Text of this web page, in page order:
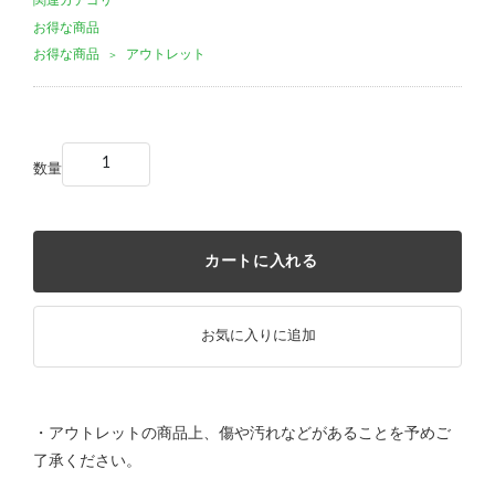
お得な商品
お得な商品
＞ アウトレット
数量
カートに入れる
お気に入りに追加
・アウトレットの商品上、傷や汚れなどがあることを予めご
了承ください。